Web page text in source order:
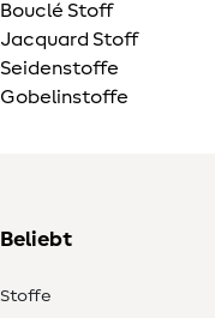
Bouclé Stoff
Jacquard Stoff
Seidenstoffe
Gobelinstoffe
Beliebt
Stoffe